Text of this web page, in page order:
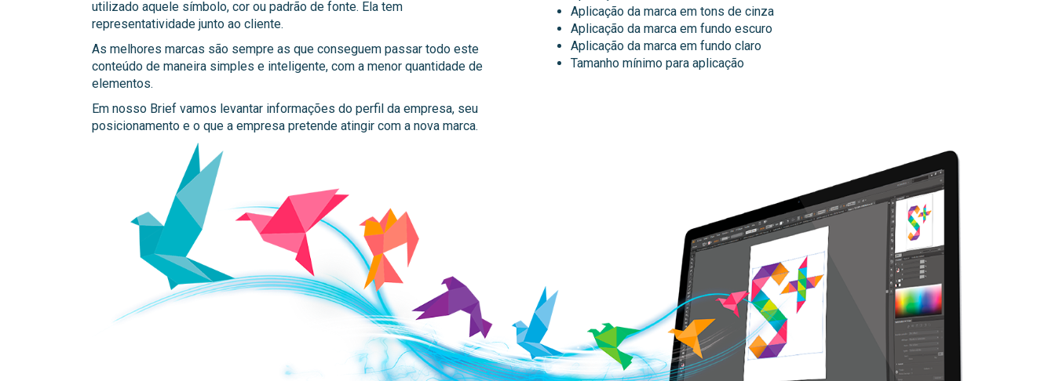
utilizado aquele símbolo, cor ou padrão de fonte. Ela tem
representatividade junto ao cliente.
As melhores marcas são sempre as que conseguem passar todo este
conteúdo de maneira simples e inteligente, com a menor quantidade de
elementos.
Em nosso Brief vamos levantar informações do perfil da empresa, seu
posicionamento e o que a empresa pretende atingir com a nova marca.
Aplicação da marca em tons de cinza
Aplicação da marca em fundo escuro
Aplicação da marca em fundo claro
Tamanho mínimo para aplicação